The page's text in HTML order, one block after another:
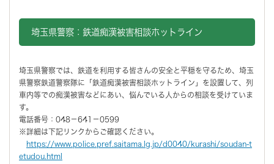
埼玉県警察：鉄道痴漢被害相談ホットライン
埼玉県警察では、鉄道を利用する皆さんの安全と平穏を守るため、埼玉
県警察鉄道警察隊に「鉄道痴漢被害相談ホットライン」を設置して、列
車内等での痴漢被害などにあい、悩んでいる人からの相談を受けていま
す。
電話番号：048－641－0599
※詳細は下記リンクからご確認ください。
https://www.police.pref.saitama.lg.jp/d0040/kurashi/soudan-t
etudou.html